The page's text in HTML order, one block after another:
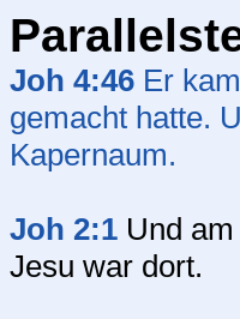
Joh 4:46 Er
gemacht hatte.
Kapernaum.
Joh 2:1 Und
Jesu war dort.